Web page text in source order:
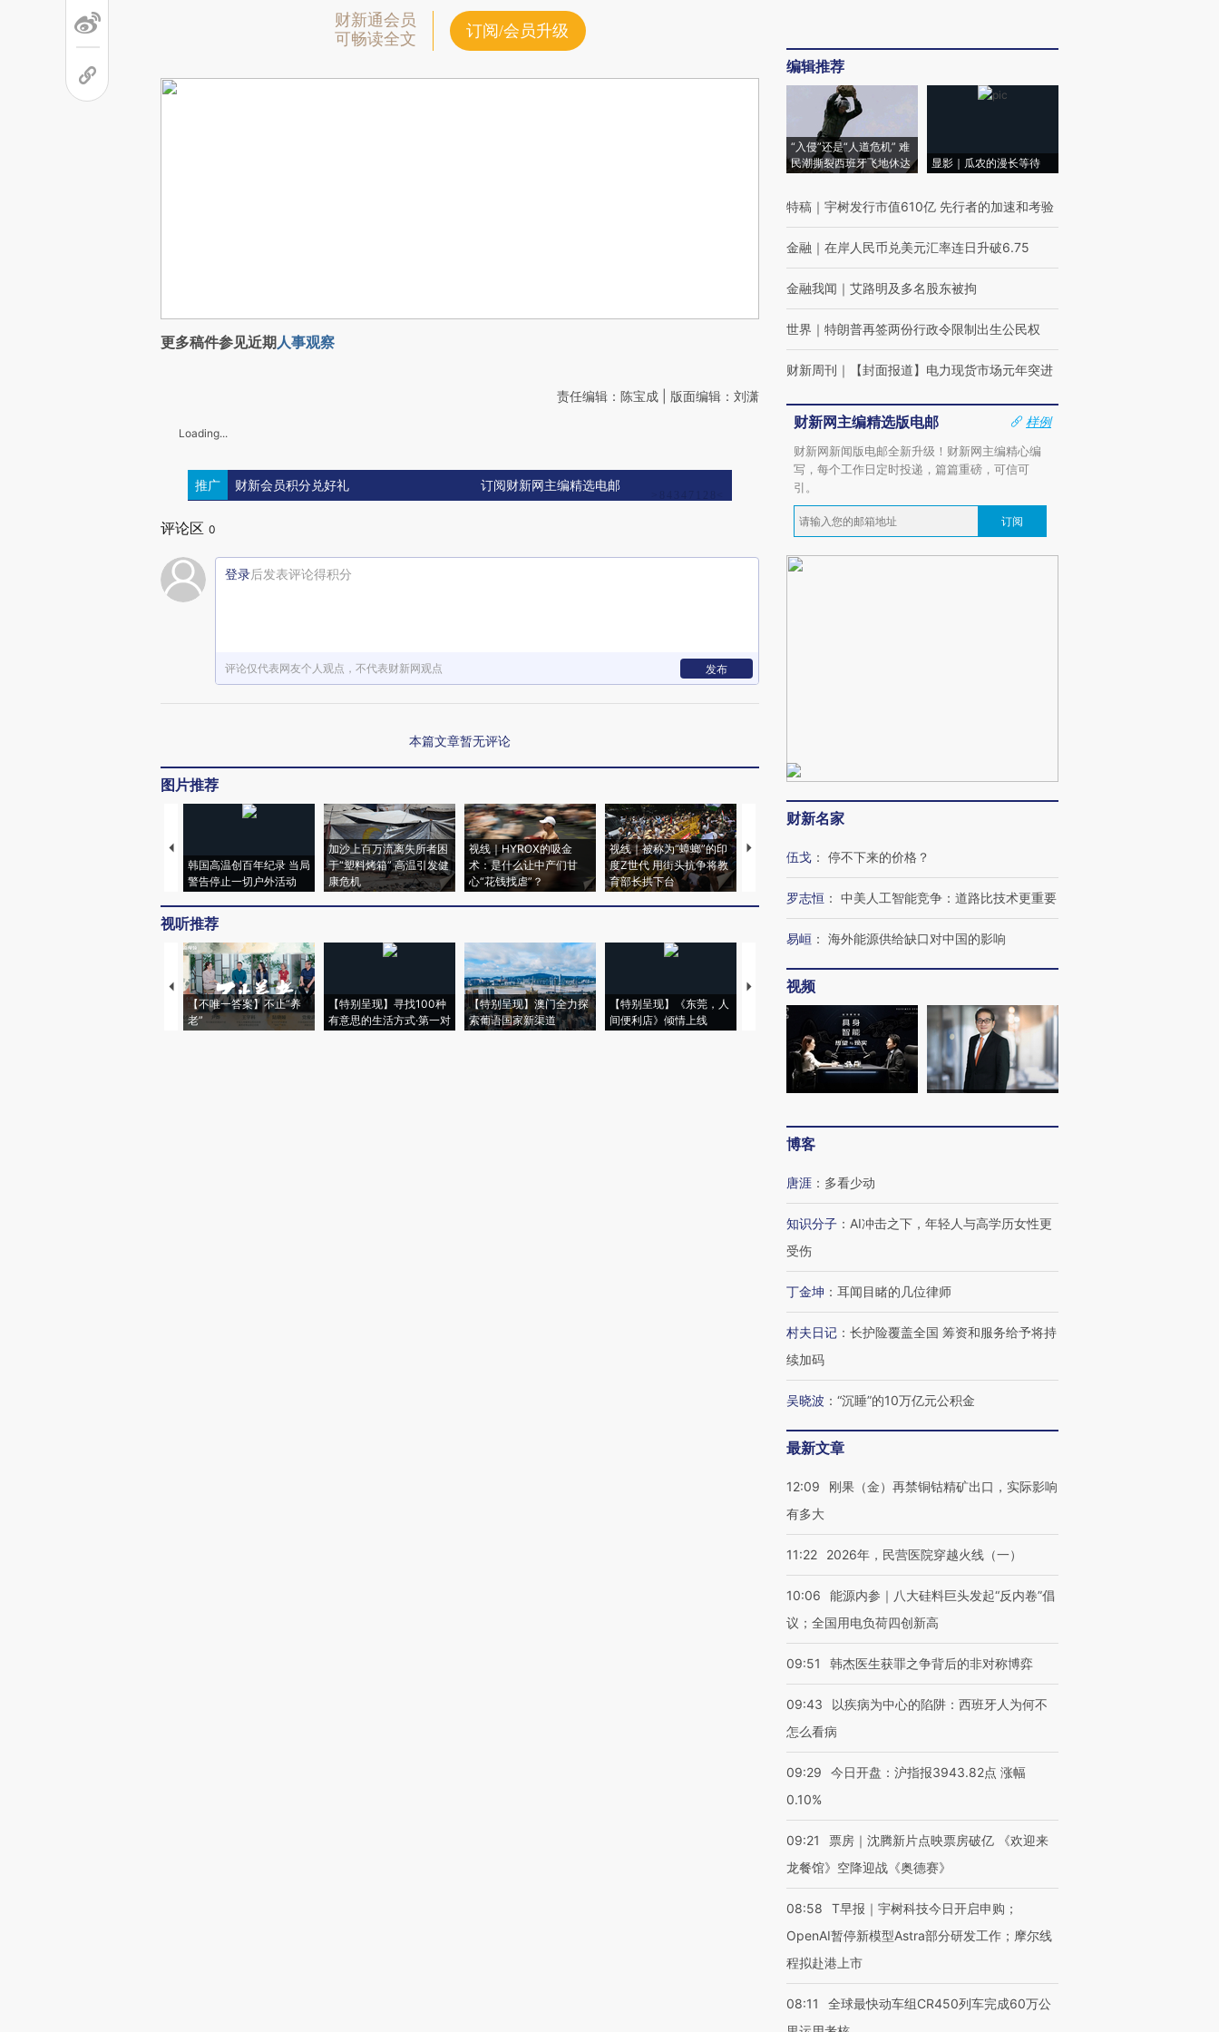
财新通会员
可畅读全文
订阅/会员升级
更多稿件参见近期人事观察
责任编辑：陈宝成 | 版面编辑：刘潇
Loading...
推广 财新会员积分兑好礼 订阅财新网主编精选电邮
评论区 0
登录后发表评论得积分
评论仅代表网友个人观点，不代表财新网观点 发布
本篇文章暂无评论
图片推荐
韩国高温创百年纪录 当局
警告停止一切户外活动
加沙上百万流离失所者困
于“塑料烤箱” 高温引发健
康危机
视线｜HYROX的吸金
术：是什么让中产们甘
心“花钱找虐”？
视线｜被称为“蟑螂”的印
度Z世代 用街头抗争将教
育部长拱下台
视线｜“入侵”还是“人道危
机”？难民潮撕裂西班牙
飞地休达
湖北宜昌局部短时降雨
128毫米 紧急转移近
4000人
米
视听推荐
【不唯一答案】不止“养
老”
【特别呈现】寻找100种
有意思的生活方式·第一对
【特别呈现】澳门全力探
索葡语国家新渠道
【特别呈现】《东莞，人
间便利店》倾情上线
【推广】走进第四届链博
会，让数智科技“链”接产
【特别呈现】寻找100种
有意思的生活方式·第三对
CFO：不靠规模取胜，华
住三大增长引擎是什么？
编辑推荐
“入侵”还是“人道危机” 难
民潮撕裂西班牙飞地休达
显影｜瓜农的漫长等待
特稿 ｜ 宇树发行市值610亿 先行者的加速和考验
金融 ｜ 在岸人民币兑美元汇率连日升破6.75
金融我闻 ｜ 艾路明及多名股东被拘
世界 ｜ 特朗普再签两份行政令限制出生公民权
财新周刊 ｜ 【封面报道】电力现货市场元年突进
财新网主编精选版电邮
样例
财新网新闻版电邮全新升级！财新网主编精心编
写，每个工作日定时投递，篇篇重磅，可信可
引。
订阅
财新名家
伍戈 ： 停不下来的价格？
罗志恒 ： 中美人工智能竞争：道路比技术更重要
易峘 ： 海外能源供给缺口对中国的影响
视频
博客
唐涯 ： 多看少动
知识分子 ： AI冲击之下，年轻人与高学历女性更
受伤
丁金坤 ： 耳闻目睹的几位律师
村夫日记 ： 长护险覆盖全国 筹资和服务给予将持
续加码
吴晓波 ： “沉睡”的10万亿元公积金
最新文章
12:09
刚果（金）再禁铜钴精矿出口，实际影响
有多大
11:22 2026年，民营医院穿越火线（一）
10:06
能源内参｜八大硅料巨头发起“反内卷”倡
议；全国用电负荷四创新高
09:51 韩杰医生获罪之争背后的非对称博弈
09:43
以疾病为中心的陷阱：西班牙人为何不
怎么看病
09:29
今日开盘：沪指报3943.82点 涨幅
0.10%
09:21
票房｜沈腾新片点映票房破亿 《欢迎来
龙餐馆》空降迎战《奥德赛》
08:58
T早报｜宇树科技今日开启申购；
OpenAI暂停新模型Astra部分研发工作；摩尔线
程拟赴港上市
08:11
全球最快动车组CR450列车完成60万公